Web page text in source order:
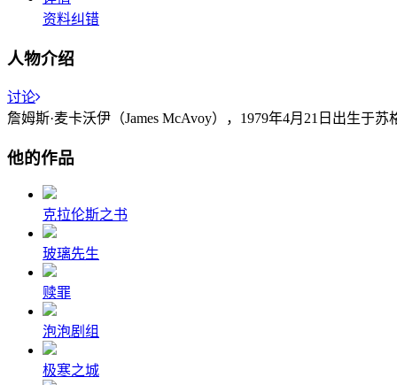
资料纠错
人物介绍
讨论
詹姆斯·麦卡沃伊（James McAvoy），1979年4月21日出生于苏
他的作品
克拉伦斯之书
玻璃先生
赎罪
泡泡剧组
极寒之城